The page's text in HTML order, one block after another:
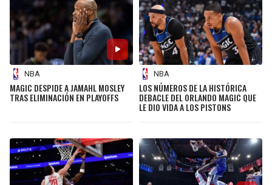
NBA
MAGIC DESPIDE A JAMAHL MOSLEY
TRAS ELIMINACIÓN EN PLAYOFFS
NBA
LOS NÚMEROS DE LA HISTÓRICA
DEBACLE DEL ORLANDO MAGIC QUE
LE DIO VIDA A LOS PISTONS